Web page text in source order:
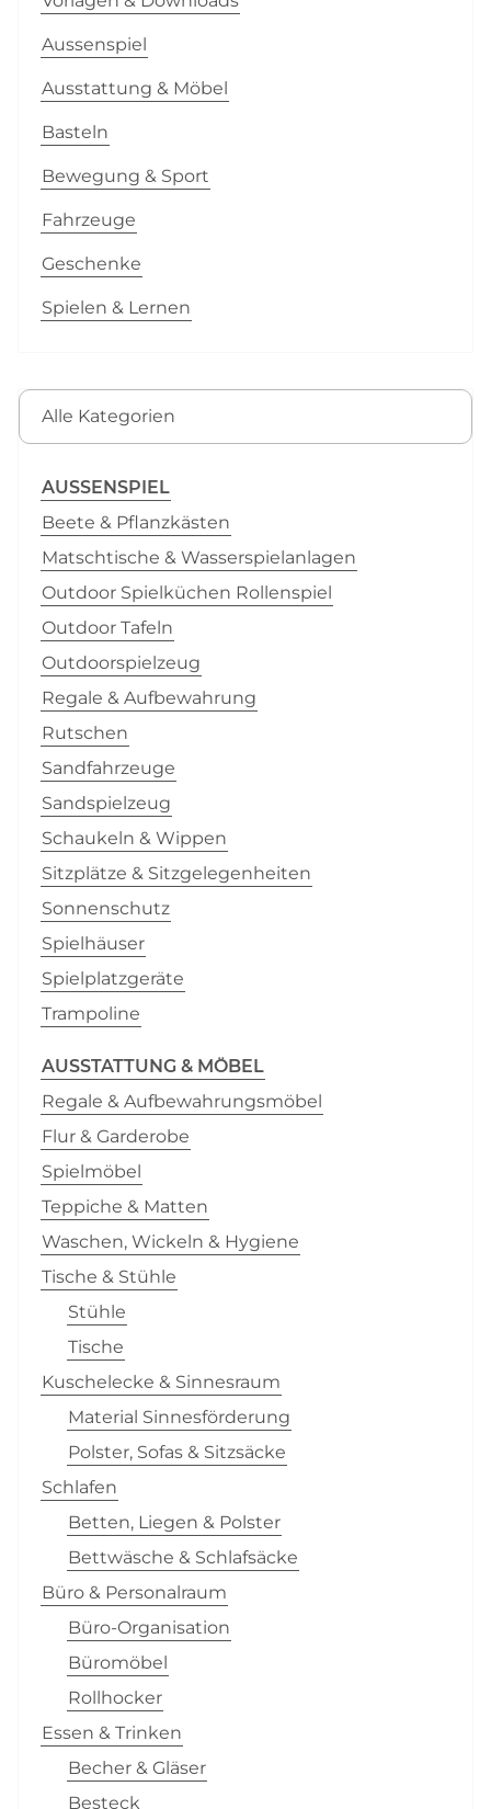
Aussenspiel
Ausstattung & Möbel
Basteln
Bewegung & Sport
Fahrzeuge
Geschenke
Spielen & Lernen
Alle Kategorien
AUSSENSPIEL
Beete & Pflanzkästen
Matschtische & Wasserspielanlagen
Outdoor Spielküchen Rollenspiel
Outdoor Tafeln
Outdoorspielzeug
Regale & Aufbewahrung
Rutschen
Sandfahrzeuge
Sandspielzeug
Schaukeln & Wippen
Sitzplätze & Sitzgelegenheiten
Sonnenschutz
Spielhäuser
Spielplatzgeräte
Trampoline
AUSSTATTUNG & MÖBEL
Regale & Aufbewahrungsmöbel
Flur & Garderobe
Spielmöbel
Teppiche & Matten
Waschen, Wickeln & Hygiene
Tische & Stühle
Stühle
Tische
Kuschelecke & Sinnesraum
Material Sinnesförderung
Polster, Sofas & Sitzsäcke
Schlafen
Betten, Liegen & Polster
Bettwäsche & Schlafsäcke
Büro & Personalraum
Büro-Organisation
Büromöbel
Rollhocker
Essen & Trinken
Becher & Gläser
Besteck